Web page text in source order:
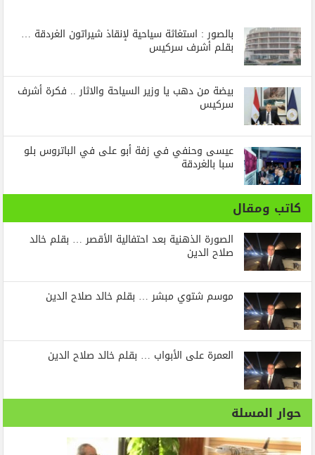
بالصور : استغاثة سياحية لإنقاذ شيراتون الغردقة …
بقلم أشرف سركيس
بيضة من دهب يا وزير السياحة والاثار .. فكرة أشرف
سركيس
عيسى وحنفي في زفة أبو على في الباتروس بلو
سبا بالغردقة
كاتب ومقال
الصورة الذهنية بعد احتفالية الأقصر … بقلم خالد
صلاح الدين
موسم شتوي مبشر … بقلم خالد صلاح الدين
العمرة على الأبواب … بقلم خالد صلاح الدين
حوار المسلة